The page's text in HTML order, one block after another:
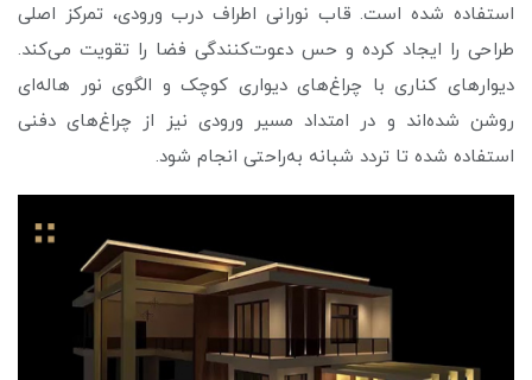
استفاده شده است. قاب نورانی اطراف درب ورودی، تمرکز اصلی
طراحی را ایجاد کرده و حس دعوت‌کنندگی فضا را تقویت می‌کند.
دیوارهای کناری با چراغ‌های دیواری کوچک و الگوی نور هاله‌ای
روشن شده‌اند و در امتداد مسیر ورودی نیز از چراغ‌های دفنی
استفاده شده تا تردد شبانه به‌راحتی انجام شود.